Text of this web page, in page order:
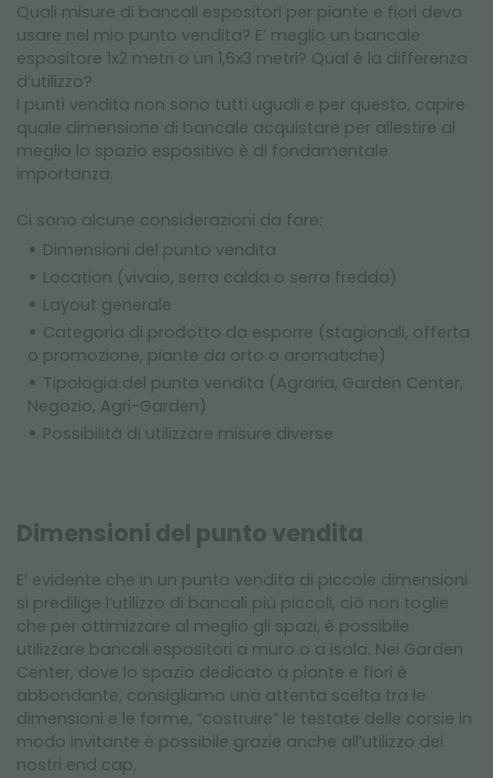
Quali misure di bancali espositori per piante e fiori devo
usare nel mio punto vendita? E’ meglio un bancale
espositore 1x2 metri o un 1,6x3 metri? Qual è la differenza
d’utilizzo?
I punti vendita non sono tutti uguali e per questo, capire
quale dimensione di bancale acquistare per allestire al
meglio lo spazio espositivo è di fondamentale
importanza.
Ci sono alcune considerazioni da fare:
Dimensioni del punto vendita
Location (vivaio, serra calda o serra fredda)
Layout generale
Categoria di prodotto da esporre (stagionali, offerta
o promozione, piante da orto o aromatiche)
Tipologia del punto vendita (Agraria, Garden Center,
Negozio, Agri-Garden)
Possibilità di utilizzare misure diverse
Dimensioni del punto vendita
E’ evidente che in un punto vendita di piccole dimensioni
si predilige l’utilizzo di bancali più piccoli, ciò non toglie
che per ottimizzare al meglio gli spazi, è possibile
utilizzare bancali espositori a muro o a isola. Nei Garden
Center, dove lo spazio dedicato a piante e fiori è
abbondante, consigliamo una attenta scelta tra le
dimensioni e le forme, “costruire” le testate delle corsie in
modo invitante è possibile grazie anche all’utilizzo dei
nostri end cap.